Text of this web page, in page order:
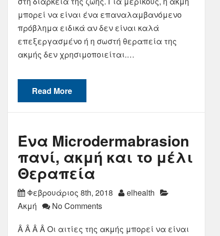
μπορεί να είναι ένα επαναλαμβανόμενο
πρόβλημα ειδικά αν δεν είναι καλά
επεξεργασμένο ή η σωστή θεραπεία της
ακμής δεν χρησιμοποιείται.…
Read More
Ένα Microdermabrasion
πανί, ακμή και το μέλι
Θεραπεία
Φεβρουάριος 8th, 2018
elhealth
Ακμή
No Comments
Â Â Â Â Οι αιτίες της ακμής μπορεί να είναι